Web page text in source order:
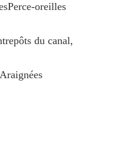
Perce-oreilles
du canal,
Araignées